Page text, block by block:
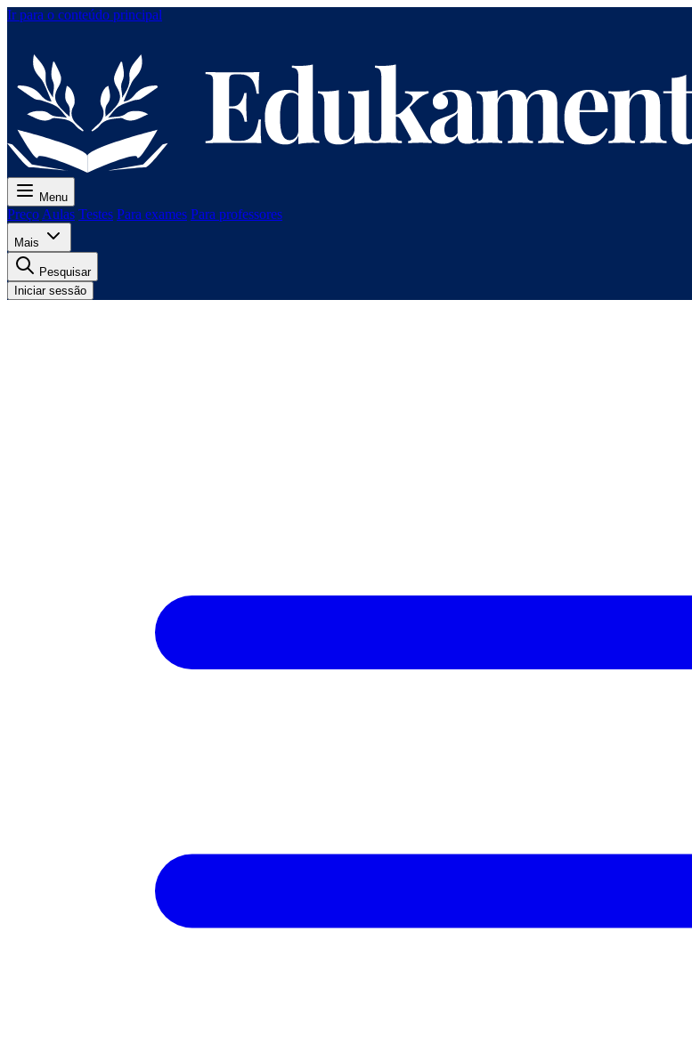
Ir para o conteúdo principal
Menu
Preço Aulas Testes Para exames Para professores
Mais
Pesquisar
Iniciar sessão